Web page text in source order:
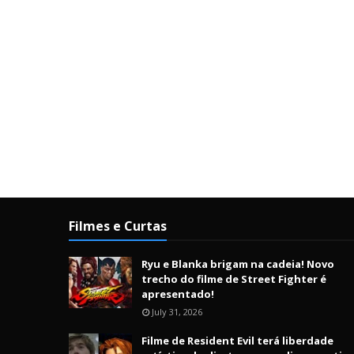
Filmes e Curtas
Ryu e Blanka brigam na cadeia! Novo
trecho do filme de Street Fighter é
apresentado!
July 31, 2026
Filme de Resident Evil terá liberdade